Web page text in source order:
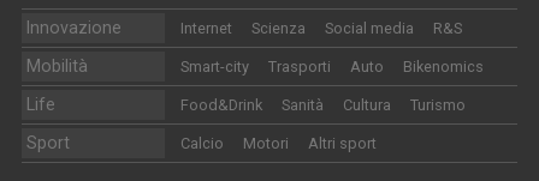
Innovazione Internet Scienza Social media R&S
Mobilità Smart-city Trasporti Auto Bikenomics
Life Food&Drink Sanità Cultura Turismo
Sport Calcio Motori Altri sport